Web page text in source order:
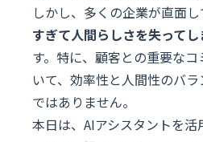
しかし、多くの企業が直面
すぎて人間らしさを失ってし
す。特に、顧客との重要な
いて、効率性と人間性のバ
ではありません。
本日は、AIアシスタントを